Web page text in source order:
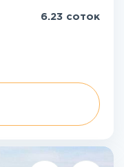
6.23 соток